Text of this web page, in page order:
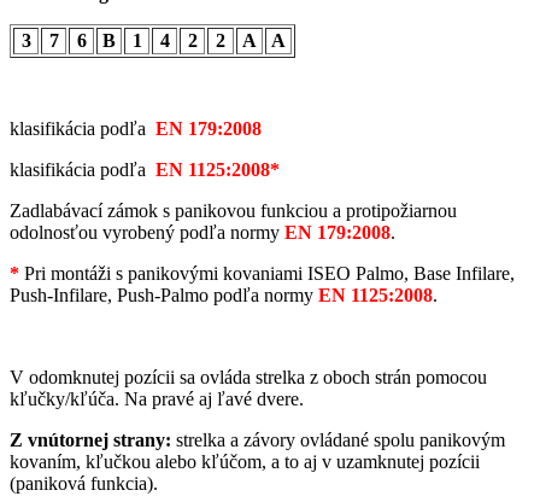
3 7 6 B 1 4 2 2 A A
klasifikácia podľa EN 179:2008
klasifikácia podľa EN 1125:2008*
Zadlabávací zámok s panikovou funkciou a protipožiarnou
odolnosťou vyrobený podľa normy EN 179:2008.
* Pri montáži s panikovými kovaniami ISEO Palmo, Base Infilare,
Push-Infilare, Push-Palmo podľa normy EN 1125:2008.
V odomknutej pozícii sa ovláda strelka z oboch strán pomocou
kľučky/kľúča. Na pravé aj ľavé dvere.
Z vnútornej strany: strelka a závory ovládané spolu panikovým
kovaním, kľučkou alebo kľúčom, a to aj v uzamknutej pozícii
(paniková funkcia).